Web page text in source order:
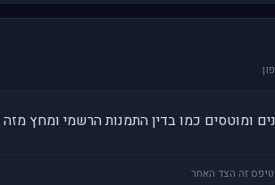
ומוטסים כמו בדין התמנות הרשמי ומחץ מזה
טיפס זה הצד האחר